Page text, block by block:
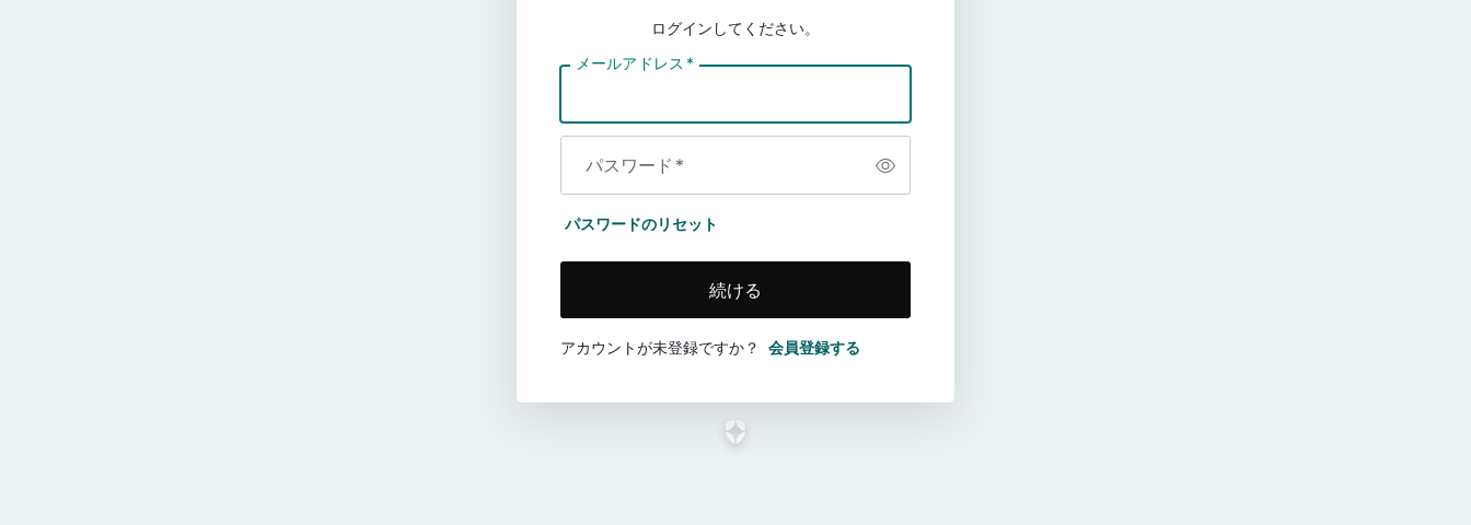
ログインしてください。
メールアドレス*
パスワード*
パスワードのリセット
続ける
アカウントが未登録ですか？ 会員登録する